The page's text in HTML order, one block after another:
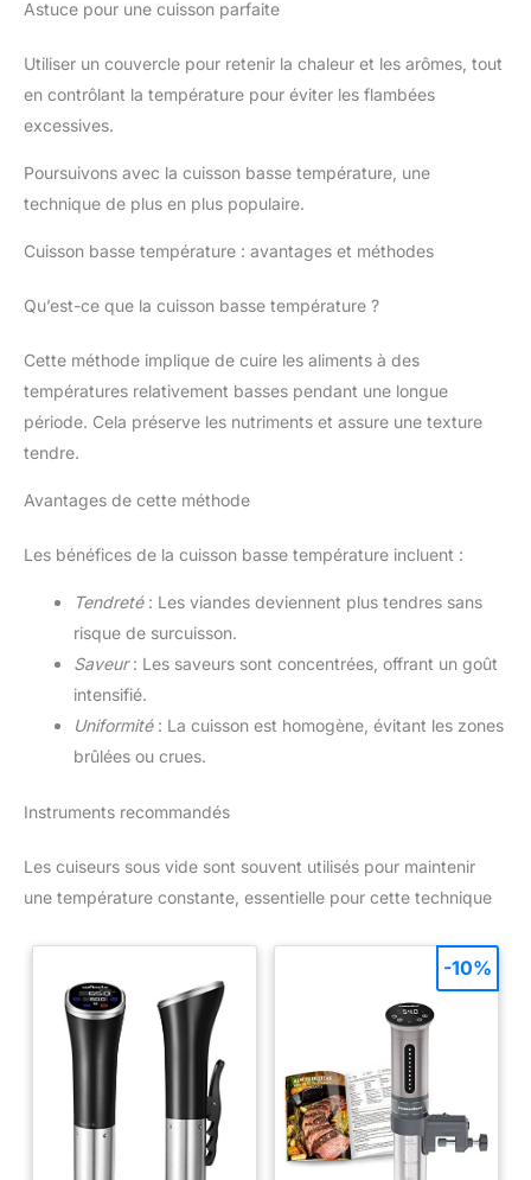
Astuce pour une cuisson parfaite
Utiliser un couvercle pour retenir la chaleur et les arômes, tout
en contrôlant la température pour éviter les flambées
excessives.
Poursuivons avec la cuisson basse température, une
technique de plus en plus populaire.
Cuisson basse température : avantages et méthodes
Qu’est-ce que la cuisson basse température ?
Cette méthode implique de cuire les aliments à des
températures relativement basses pendant une longue
période. Cela préserve les nutriments et assure une texture
tendre.
Avantages de cette méthode
Les bénéfices de la cuisson basse température incluent :
Tendreté: Les viandes deviennent plus tendres sans
risque de surcuisson.
Saveur: Les saveurs sont concentrées, offrant un goût
intensifié.
Uniformité: La cuisson est homogène, évitant les zones
brûlées ou crues.
Instruments recommandés
Les cuiseurs sous vide sont souvent utilisés pour maintenir
une température constante, essentielle pour cette technique
-10%